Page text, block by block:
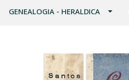
GENEALOGIA - HERALDICA